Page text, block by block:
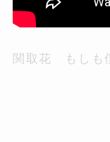
関取花 もしも